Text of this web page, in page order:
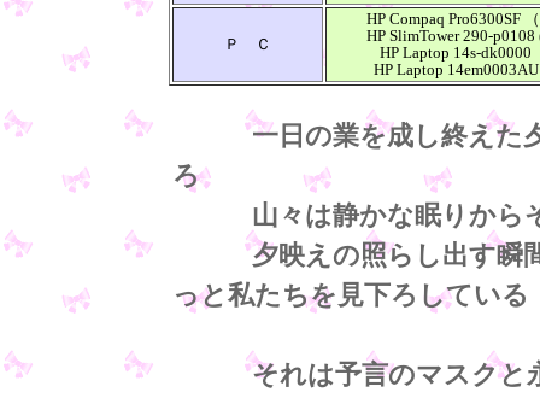
Ｐ Ｃ
HP Compaq Pro6300SF
HP SlimTower 290-p0108
HP Laptop 14s-
HP Laptop
一日の業を成し終えた
ろ
山々は静かな眠りからそ
夕映えの照らし出す瞬間
っと私たちを見下ろしている
それは予言のマスクと永